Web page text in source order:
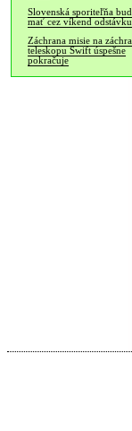
Slovenská sporiteľňa
mať cez víkend odstávku
Záchrana misie na
teleskopu Swift úspešne
pokračuje